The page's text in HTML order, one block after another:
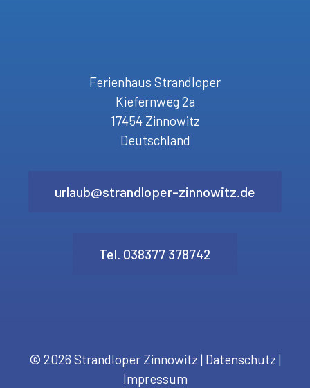
Ferienhaus Strandloper
Kiefernweg 2a
17454 Zinnowitz
Deutschland
urlaub@strandloper-zinnowitz.de
Tel. 038377 378742
© 2026 Strandloper Zinnowitz | Datenschutz |
Impressum